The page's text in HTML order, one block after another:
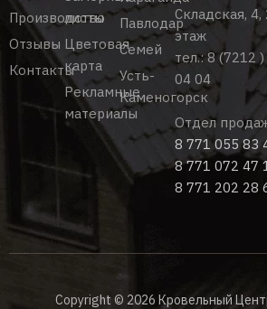
Производство
Отзывы
Контакты
листы
Цветовая
карта
Рекламные
материалы
Павлодар
Семей
Усть-
Каменогорск
Складская, 4,
этаж
тел.:8 (7212
04 04
Отдел
8 771 055 83
8 771 072 47
8 771 202 28
Copyright © 2026 Кровельный